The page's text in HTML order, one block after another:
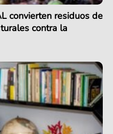
convierten residuos de
contra la